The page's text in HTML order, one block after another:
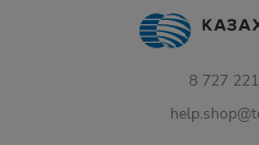
8 727